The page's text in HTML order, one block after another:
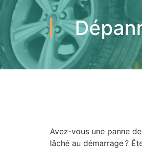
Avez-vous une panne
lâché au démarrage ?